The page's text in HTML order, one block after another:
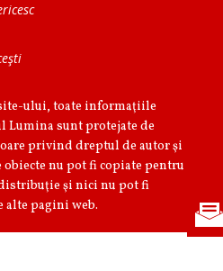
ului, toate informaţiile
Lumina sunt protejate de
privind dreptul de autor şi
nu pot fi copiate pentru
şi nici nu pot fi
alte pagini web.